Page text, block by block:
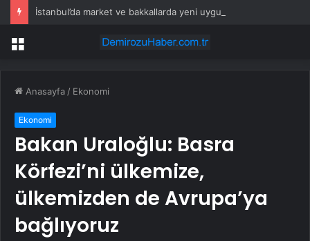
Menü
Anasayfa / Ekonomi
Ekonomi
Bakan Uraloğlu: Basra
Körfezi’ni ülkemize,
ülkemizden de Avrupa’ya
bağlıyoruz